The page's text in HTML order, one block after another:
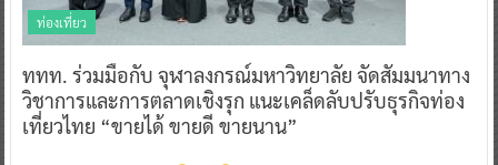
ท่องเที่ยว
ททท. ร่วมมือกับ จุฬาลงกรณ์มหาวิทยาลัย จัดสัมมนาทาง
วิชาการและการตลาดเชิงรุก แนะเคล็ดลับปรับธุรกิจท่อง
เที่ยวไทย “ขายได้ ขายดี ขายนาน”